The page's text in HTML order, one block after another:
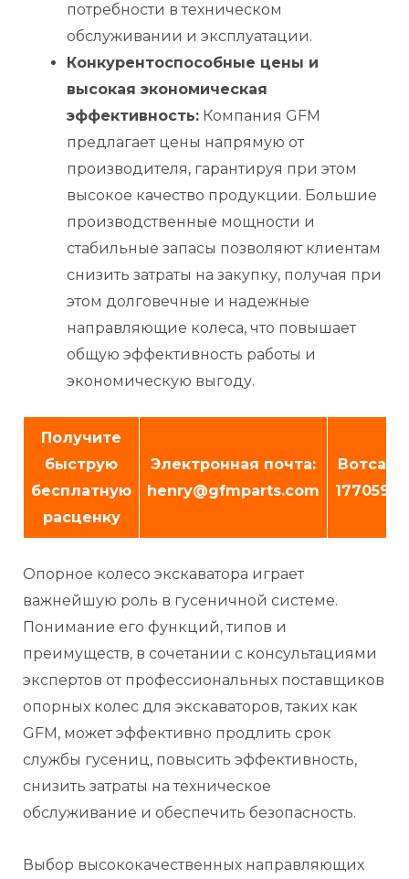
потребности в техническом
обслуживании и эксплуатации.
Конкурентоспособные цены и
высокая экономическая
эффективность: Компания GFM
предлагает цены напрямую от
производителя, гарантируя при этом
высокое качество продукции. Большие
производственные мощности и
стабильные запасы позволяют клиентам
снизить затраты на закупку, получая при
этом долговечные и надежные
направляющие колеса, что повышает
общую эффективность работы и
экономическую выгоду.
Получите
быструю
бесплатную
расценку
Электронная почта:
henry@gfmparts.com
Вотсап:
Опорное колесо экскаватора играет
важнейшую роль в гусеничной системе.
Понимание его функций, типов и
преимуществ, в сочетании с консультациями
экспертов от профессиональных поставщиков
опорных колес для экскаваторов, таких как
GFM, может эффективно продлить срок
службы гусениц, повысить эффективность,
снизить затраты на техническое
обслуживание и обеспечить безопасность.
Выбор высококачественных направляющих